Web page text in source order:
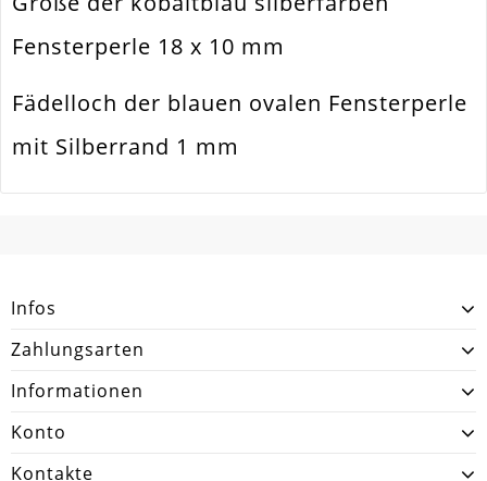
Menge 1 Stück
Fensterperle 18 x 10 mm
Fädelloch der blauen ovalen Fensterperle
mit Silberrand 1 mm
Infos
Zahlungsarten
Informationen
Konto
Kontakte